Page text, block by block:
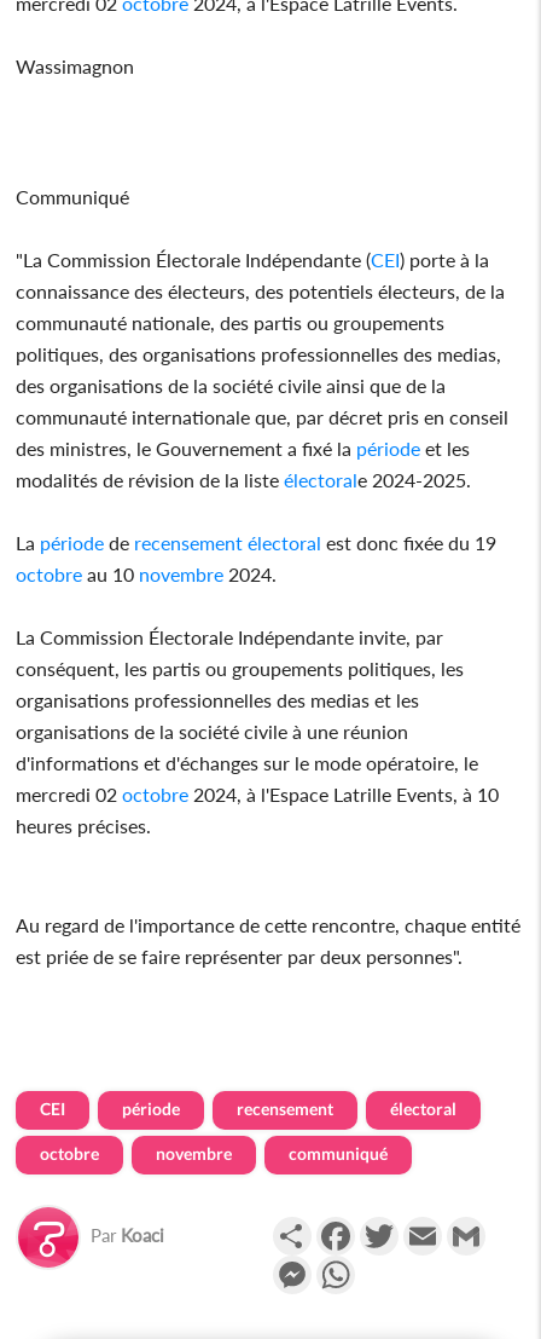
Wassimagnon
Communiqué
"La Commission Électorale Indépendante (CEI) porte à la
connaissance des électeurs, des potentiels électeurs, de la
communauté nationale, des partis ou groupements
politiques, des organisations professionnelles des medias,
des organisations de la société civile ainsi que de la
communauté internationale que, par décret pris en conseil
des ministres, le Gouvernement a fixé la période et les
modalités de révision de la liste électorale 2024-2025.
La période de recensement électoral est donc fixée du 19
octobre au 10 novembre 2024.
La Commission Électorale Indépendante invite, par
conséquent, les partis ou groupements politiques, les
organisations professionnelles des medias et les
organisations de la société civile à une réunion
d'informations et d'échanges sur le mode opératoire, le
mercredi 02 octobre 2024, à l'Espace Latrille Events, à 10
heures précises.
Au regard de l'importance de cette rencontre, chaque entité
est priée de se faire représenter par deux personnes".
CEI période recensement électoral
octobre novembre communiqué
Par Koaci PartagerFacebookTwitterEmail
Messenger